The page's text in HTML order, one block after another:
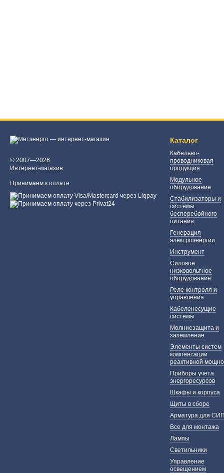
© 2007—2026
Интернет-магазин
Принимаем к оплате
Каталог
Кабельно-
проводниковая
продукция
Модульное
оборудование
Стабилизаторы и
системы
бесперебойного
питания
Генерация
электроэнергии
Инструмент
Силовое
низковольтное
оборудование
Реле контроля и
управления
Кабеленесущие
системы
Молниезащита и
заземление
Элементы систем
компенсации
реактивной
Приборы учета
энергоресурсов
Шкафы и корпуса
Щиты в сборе
Арматура для
Все для монтажа
Лампы
Светильники
Управление
освещением